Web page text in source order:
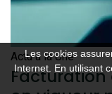
Actu à la Une
Les cookies
Internet. En utilisant